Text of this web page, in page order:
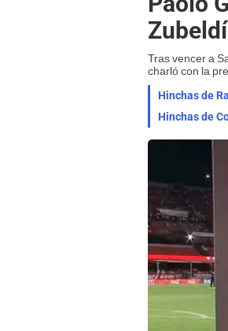
Tras vencer a
charló con la
Hinchas de
Hinchas de